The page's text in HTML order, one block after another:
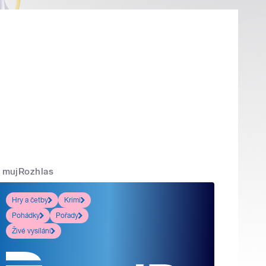
mujRozhlas
Hry a četby
Krimi
Pohádky
Pořady
Živé vysílání